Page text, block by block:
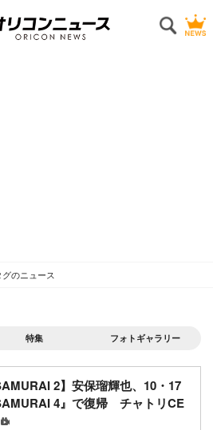
のニュース
特集 フォトギャラリー
2】安保瑠輝也、10・17
4』で復帰 チャトリCE